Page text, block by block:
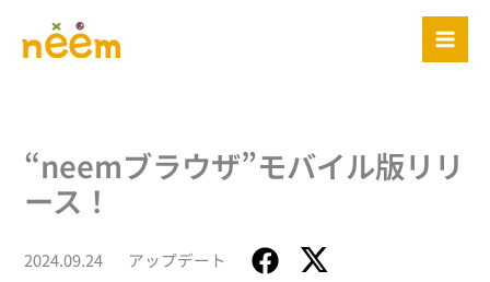
“neemブラウザ”モバイル版リリ
ース！
2024.09.24 アップデート